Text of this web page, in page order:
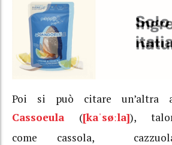
Poi si può citare un’altra
Cassoeula ([kaˈsøːla]),
come cassola,